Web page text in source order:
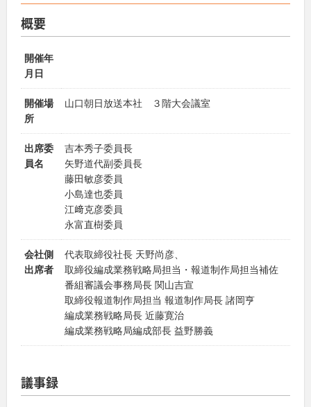
概要
開催年
月日
開催場
所
山口朝日放送本社 ３階大会議室
出席委
員名
吉本秀子委員長
矢野道代副委員長
藤田敏彦委員
小島達也委員
江﨑克彦委員
永富直樹委員
会社側
出席者
代表取締役社長 天野尚彦、
取締役編成業務戦略局担当・報道制作局担当補佐
番組審議会事務局長 関山吉宣
取締役報道制作局担当 報道制作局長 諸岡亨
編成業務戦略局長 近藤寛治
編成業務戦略局編成部長 益野勝義
議事録